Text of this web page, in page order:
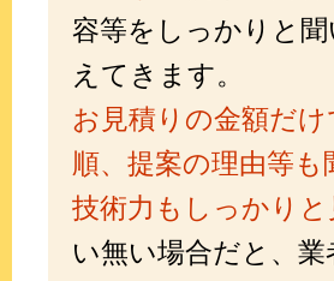
容等をしっかりと
えてきます。
お見積りの金額だ
順、提案の理由等
技術力もしっかり
い無い場合だと、